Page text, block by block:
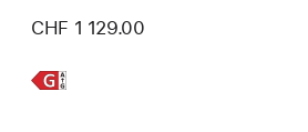
CHF 1 129.00
Weitere